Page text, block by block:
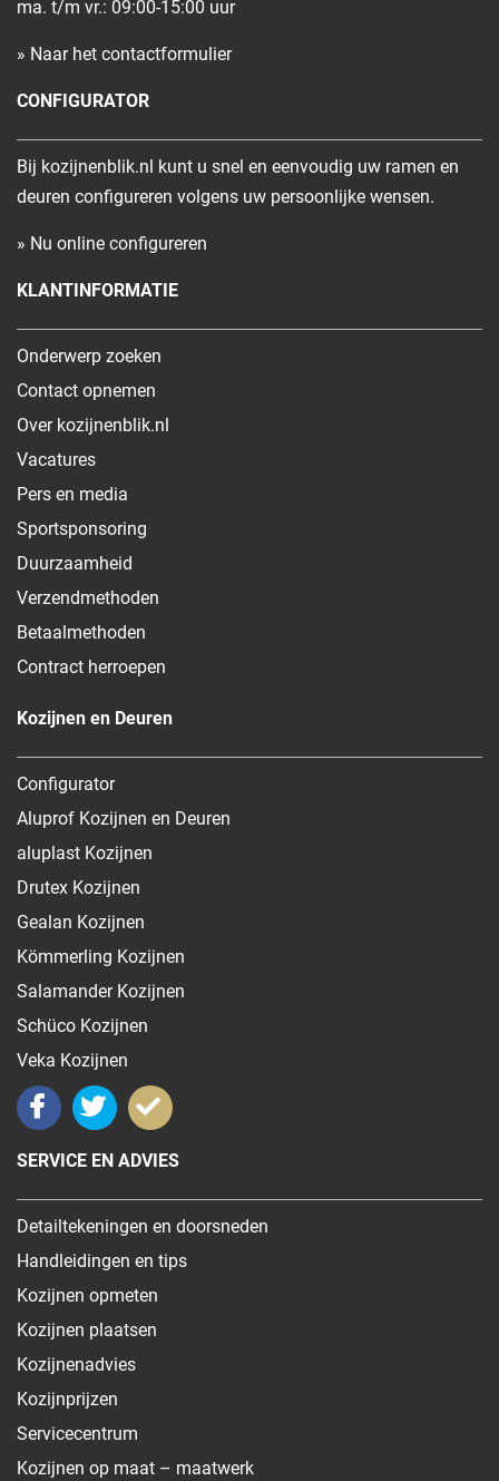
ma. t/m vr.: 09:00-15:00 uur
» Naar het contactformulier
CONFIGURATOR
Bij kozijnenblik.nl kunt u snel en eenvoudig uw ramen en
deuren configureren volgens uw persoonlijke wensen.
» Nu online configureren
KLANTINFORMATIE
Onderwerp zoeken
Contact opnemen
Over kozijnenblik.nl
Vacatures
Pers en media
Sportsponsoring
Duurzaamheid
Verzendmethoden
Betaalmethoden
Contract herroepen
Kozijnen en Deuren
Configurator
Aluprof Kozijnen en Deuren
aluplast Kozijnen
Drutex Kozijnen
Gealan Kozijnen
Kömmerling Kozijnen
Salamander Kozijnen
Schüco Kozijnen
Veka Kozijnen
SERVICE EN ADVIES
Detailtekeningen en doorsneden
Handleidingen en tips
Kozijnen opmeten
Kozijnen plaatsen
Kozijnenadvies
Kozijnprijzen
Servicecentrum
Kozijnen op maat – maatwerk